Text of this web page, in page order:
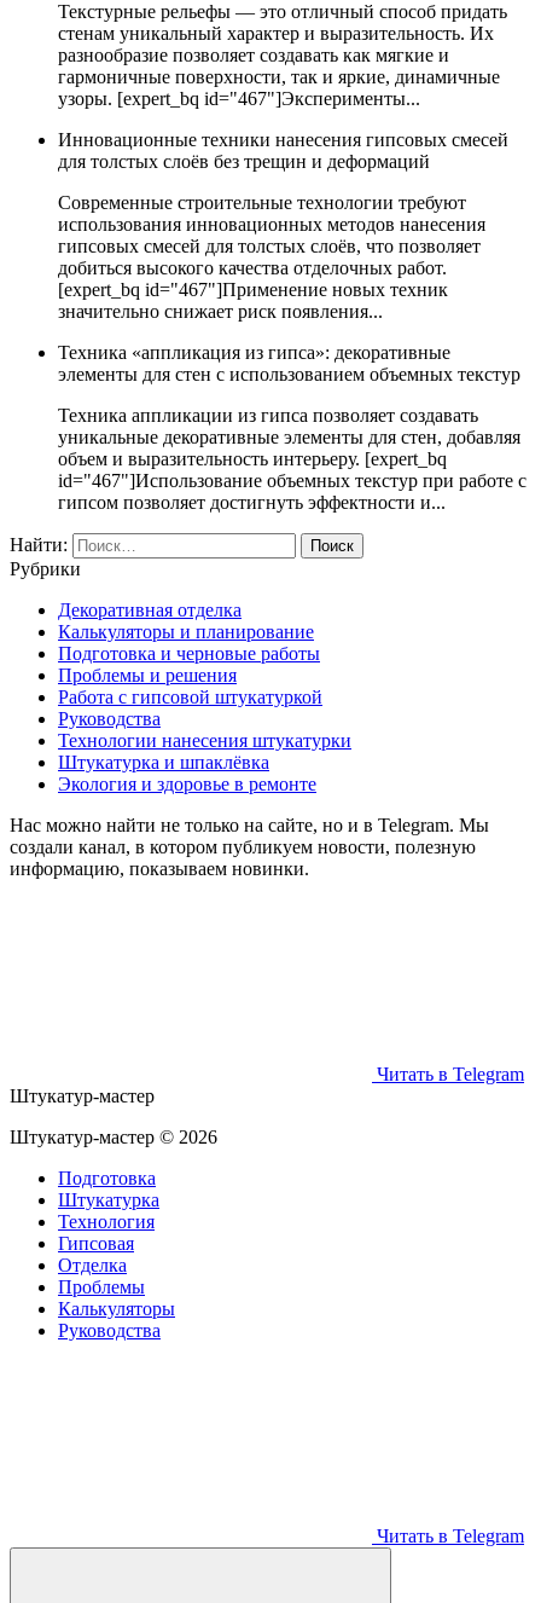
Текстурные рельефы — это отличный способ придать
стенам уникальный характер и выразительность. Их
разнообразие позволяет создавать как мягкие и
гармоничные поверхности, так и яркие, динамичные
узоры. [expert_bq id="467"]Эксперименты...
Инновационные техники нанесения гипсовых смесей
для толстых слоёв без трещин и деформаций
Современные строительные технологии требуют
использования инновационных методов нанесения
гипсовых смесей для толстых слоёв, что позволяет
добиться высокого качества отделочных работ.
[expert_bq id="467"]Применение новых техник
значительно снижает риск появления...
Техника «аппликация из гипса»: декоративные
элементы для стен с использованием объемных текстур
Техника аппликации из гипса позволяет создавать
уникальные декоративные элементы для стен, добавляя
объем и выразительность интерьеру. [expert_bq
id="467"]Использование объемных текстур при работе с
гипсом позволяет достигнуть эффектности и...
Найти:
Рубрики
Декоративная отделка
Калькуляторы и планирование
Подготовка и черновые работы
Проблемы и решения
Работа с гипсовой штукатуркой
Руководства
Технологии нанесения штукатурки
Штукатурка и шпаклёвка
Экология и здоровье в ремонте
Нас можно найти не только на сайте, но и в Telegram. Мы
создали канал, в котором публикуем новости, полезную
информацию, показываем новинки.
Читать в Telegram
Штукатур-мастер
Штукатур-мастер © 2026
Подготовка
Штукатурка
Технология
Гипсовая
Отделка
Проблемы
Калькуляторы
Руководства
Читать в Telegram